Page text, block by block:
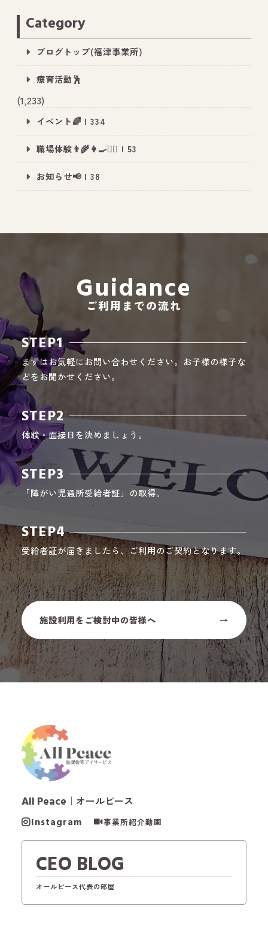
－ 鳥栖事業所のブログ
All Peace｜オールピース
Instagram 事業所紹介動画
CEO BLOG
Category
ブログトップ(福津事業所)
療育活動🕺
(1,233)
イベント🌈 | 334
職場体験👨‍🌾👩‍🍳👮‍♂️ | 53
お知らせ📢 | 38
Guidance
ご利用までの流れ
STEP1
まずはお気軽にお問い合わせください。お子様の様子な
どをお聞かせください。
STEP2
体験・面接日を決めましょう。
STEP3
「障がい児通所受給者証」の取得。
STEP4
受給者証が届きましたら、ご利用のご契約となります。
施設利用をご検討中の皆様へ
All Peace ｜オールピース
Instagram 事業所紹介動画
CEO BLOG
オールピース代表の部屋